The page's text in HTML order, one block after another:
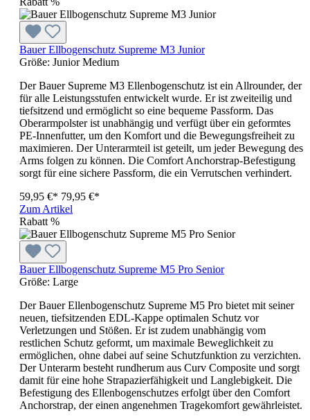
Bauer Ellbogenschutz Supreme M3 Junior
Größe: Junior Medium
Der Bauer Supreme M3 Ellenbogenschutz ist ein Allrounder, der
für alle Leistungsstufen entwickelt wurde. Er ist zweiteilig und
tiefsitzend und ermöglicht so eine bequeme Passform. Das
Oberarmpolster ist unabhängig und verfügt über ein geformtes
PE-Innenfutter, um den Komfort und die Bewegungsfreiheit zu
maximieren. Der Unterarmteil ist geteilt, um jeder Bewegung des
Arms folgen zu können. Die Comfort Anchorstrap-Befestigung
sorgt für eine sichere Passform, die ein Verrutschen verhindert.
59,95 €* 79,95 €*
Zum Artikel
Rabatt %
Bauer Ellbogenschutz Supreme M5 Pro Senior
Größe: Large
Der Bauer Ellenbogenschutz Supreme M5 Pro bietet mit seiner
neuen, tiefsitzenden EDL-Kappe optimalen Schutz vor
Verletzungen und Stößen. Er ist zudem unabhängig vom
restlichen Schutz geformt, um maximale Beweglichkeit zu
ermöglichen, ohne dabei auf seine Schutzfunktion zu verzichten.
Der Unterarm besteht rundherum aus Curv Composite und sorgt
damit für eine hohe Strapazierfähigkeit und Langlebigkeit. Die
Befestigung des Ellenbogenschutzes erfolgt über den Comfort
Anchorstrap, der einen angenehmen Tragekomfort gewährleistet.